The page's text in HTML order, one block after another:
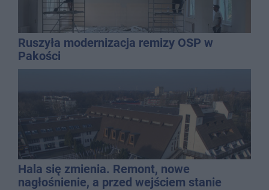
Ruszyła modernizacja remizy OSP w
Pakości
Hala się zmienia. Remont, nowe
nagłośnienie, a przed wejściem stanie